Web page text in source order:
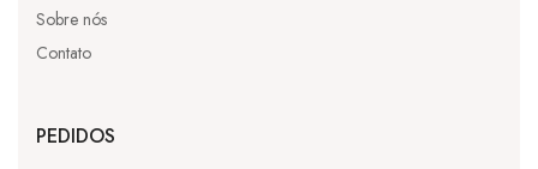
Sobre nós
Contato
PEDIDOS